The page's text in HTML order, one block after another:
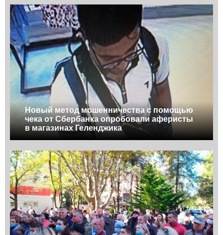
Новый метод мошенничества с помощью
чека от Сбербанка опробовали аферисты
в магазинах Геленджика